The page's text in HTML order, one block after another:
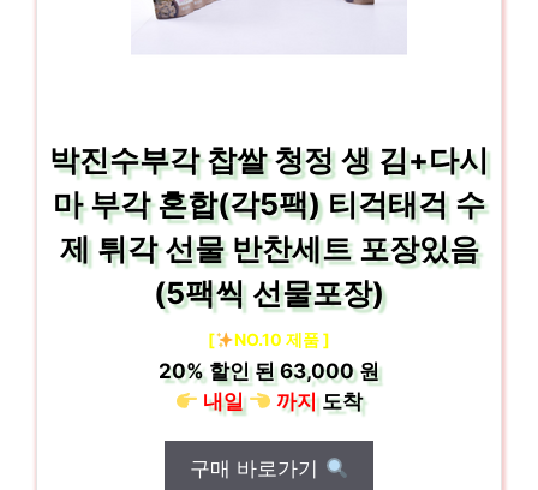
박진수부각 찹쌀 청정 생 김+다시
마 부각 혼합(각5팩) 티걱태걱 수
제 튀각 선물 반찬세트 포장있음
(5팩씩 선물포장)
[ NO.10 제품 ]
20%할인 된63,000 원
내일
까지도착
구매 바로가기